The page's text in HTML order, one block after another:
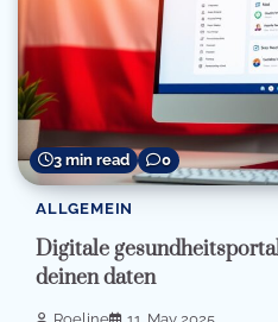
3 min read 0
ALLGEMEIN
Digitale
deinen daten